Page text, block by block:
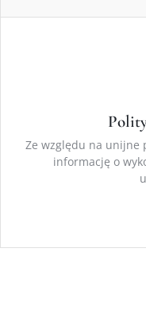
Ze względu na unijne
informację o